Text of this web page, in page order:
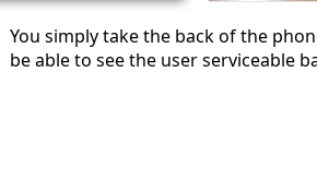
You simply take the back of the
be able to see the user serviceable